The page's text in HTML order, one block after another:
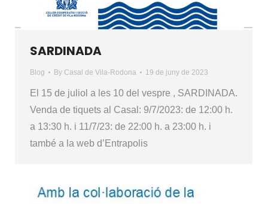
SARDINADA
Blog By Casal de Vila-Rodona 19 de juny de 2023
El 15 de juliol a les 10 del vespre , SARDINADA.
Venda de tiquets al Casal: 9/7/2023: de 12:00 h.
a 13:30 h. i 11/7/23: de 22:00 h. a 23:00 h. i
també a la web d’Entrapolis